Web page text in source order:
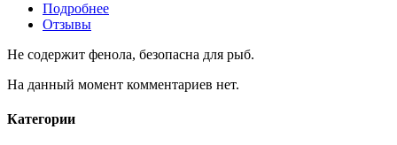
Подробнее
Отзывы
Не содержит фенола, безопасна для рыб.
На данный момент комментариев нет.
Категории